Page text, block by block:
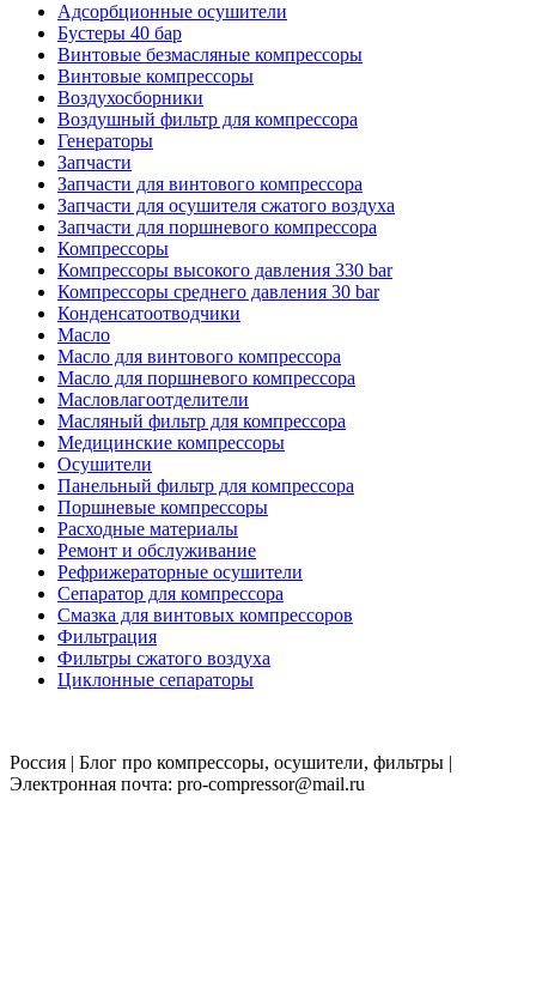
Адсорбционные осушители
Бустеры 40 бар
Винтовые безмасляные компрессоры
Винтовые компрессоры
Воздухосборники
Воздушный фильтр для компрессора
Генераторы
Запчасти
Запчасти для винтового компрессора
Запчасти для осушителя сжатого воздуха
Запчасти для поршневого компрессора
Компрессоры
Компрессоры высокого давления 330 bar
Компрессоры среднего давления 30 bar
Конденсатоотводчики
Масло
Масло для винтового компрессора
Масло для поршневого компрессора
Масловлагоотделители
Масляный фильтр для компрессора
Медицинские компрессоры
Осушители
Панельный фильтр для компрессора
Поршневые компрессоры
Расходные материалы
Ремонт и обслуживание
Рефрижераторные осушители
Сепаратор для компрессора
Смазка для винтовых компрессоров
Фильтрация
Фильтры сжатого воздуха
Циклонные сепараторы
Россия | Блог про компрессоры, осушители, фильтры |
Электронная почта: pro-compressor@mail.ru